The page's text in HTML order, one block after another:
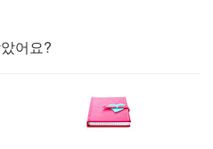
어요?